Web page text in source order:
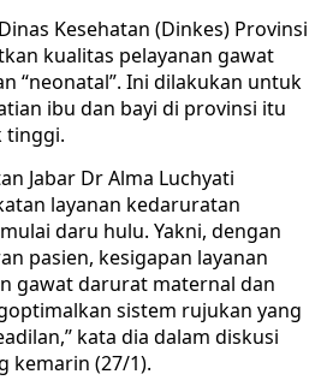
Kesehatan (Dinkes) Provinsi
kualitas pelayanan gawat
“neonatal”. Ini dilakukan untuk
ibu dan bayi di provinsi itu
tinggi.
Jabar Dr Alma Luchyati
layanan kedaruratan
daru hulu. Yakni, dengan
pasien, kesigapan layanan
gawat darurat maternal dan
sistem rujukan yang
kata dia dalam diskusi
kemarin (27/1).